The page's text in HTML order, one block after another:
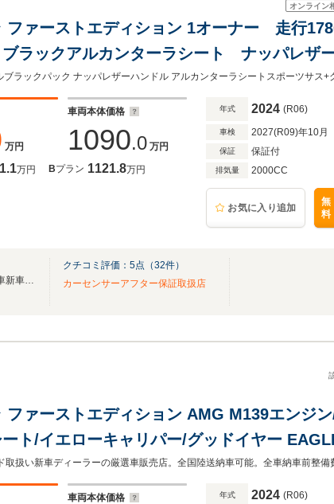
オンライン
ファーストエディション 1オーナー 走行
ラックアルカンターラシート ナッパレザ
グル1 20インチ鍛造Wダイヤモンドカッ
ンジン 8AT 新車保証
万円
車両本体価格
1090.0 万円
万円 Bプラン 1121.8万円
年式 2024 (R06)
車検 2027(R09)年10月
保証 保証付
排気量 2000CC
お気に入り追加
無
料
AUTO FESSEL/オートフェッセル 輸入車国産車新車中古車販売 買取 整備 車検 修理
クチコミ評価： 5点（32件）
カーセンサーアフター保証取扱店
ファーストエディション AMG M139エンジ
ト/イエローキャリパー/グッドイヤー
クカメラ/KEF340Wオーディオ/ダイヤモンド
カラーEXフィニッシャー
車両本体価格 年式 2024 (R06)